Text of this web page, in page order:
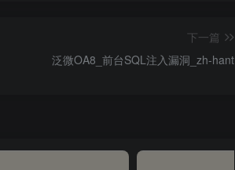
下一篇
泛微OA8_前台SQL注入漏洞_zh-hant